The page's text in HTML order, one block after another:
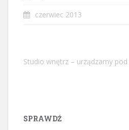
czerwiec 2013
Studio wnętrz – urządzamy
SPRAWDŹ